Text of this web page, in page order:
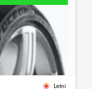
Letní